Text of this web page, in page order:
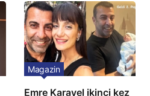
Emre Karayel ikinci kez
Magazin